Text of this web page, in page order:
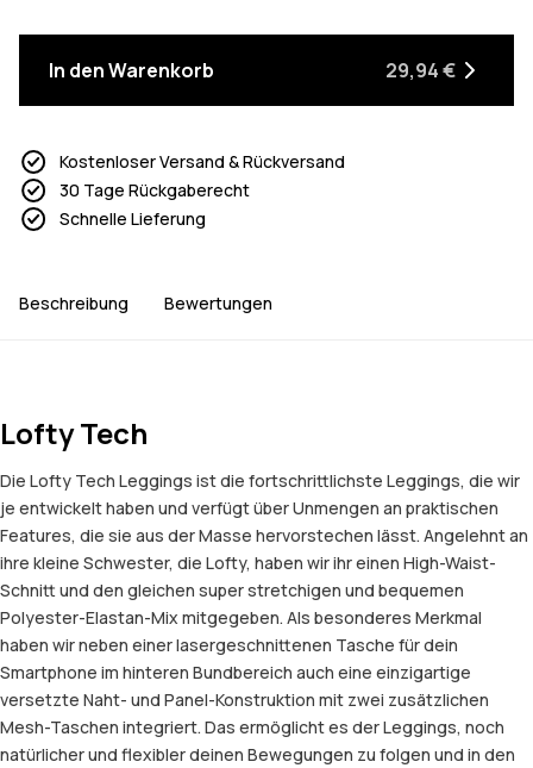
In den Warenkorb 29,94 €
Kostenloser Versand & Rückversand
30 Tage Rückgaberecht
Schnelle Lieferung
Beschreibung Bewertungen
Lofty Tech
Die Lofty Tech Leggings ist die fortschrittlichste Leggings, die wir
je entwickelt haben und verfügt über Unmengen an praktischen
Features, die sie aus der Masse hervorstechen lässt. Angelehnt an
ihre kleine Schwester, die Lofty, haben wir ihr einen High-Waist-
Schnitt und den gleichen super stretchigen und bequemen
Polyester-Elastan-Mix mitgegeben. Als besonderes Merkmal
haben wir neben einer lasergeschnittenen Tasche für dein
Smartphone im hinteren Bundbereich auch eine einzigartige
versetzte Naht- und Panel-Konstruktion mit zwei zusätzlichen
Mesh-Taschen integriert. Das ermöglicht es der Leggings, noch
natürlicher und flexibler deinen Bewegungen zu folgen und in den